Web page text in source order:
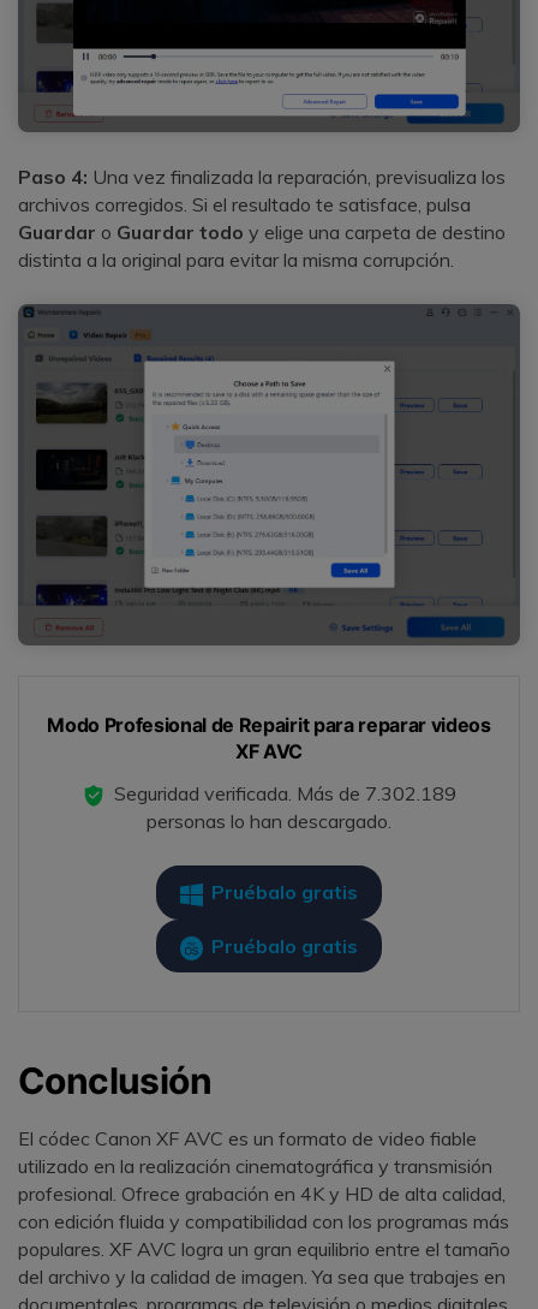
Paso 4: Una vez finalizada la reparación, previsualiza los
archivos corregidos. Si el resultado te satisface, pulsa
Guardar o Guardar todo y elige una carpeta de destino
distinta a la original para evitar la misma corrupción.
Modo Profesional de Repairit para reparar videos
XF AVC
Seguridad verificada. Más de 7.302.189
personas lo han descargado.
Pruébalo gratis
Pruébalo gratis
Conclusión
El códec Canon XF AVC es un formato de video fiable
utilizado en la realización cinematográfica y transmisión
profesional. Ofrece grabación en 4K y HD de alta calidad,
con edición fluida y compatibilidad con los programas más
populares. XF AVC logra un gran equilibrio entre el tamaño
del archivo y la calidad de imagen. Ya sea que trabajes en
documentales, programas de televisión o medios digitales,